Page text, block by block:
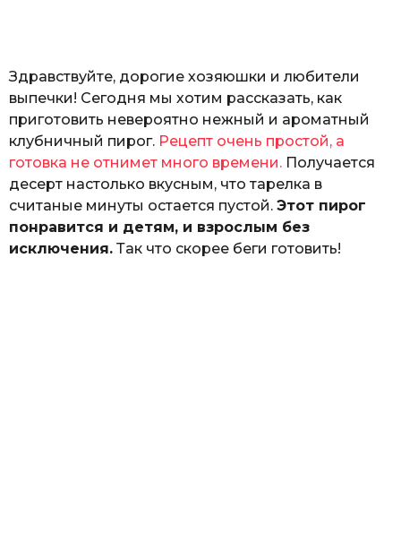
Здравствуйте, дорогие хозяюшки и любители
выпечки! Сегодня мы хотим рассказать, как
приготовить невероятно нежный и ароматный
клубничный пирог. Рецепт очень простой, а
готовка не отнимет много времени. Получается
десерт настолько вкусным, что тарелка в
считаные минуты остается пустой. Этот пирог
понравится и детям, и взрослым без
исключения. Так что скорее беги готовить!